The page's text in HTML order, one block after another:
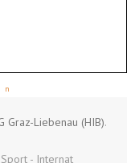
Graz-Liebenau (HIB).
- Internat